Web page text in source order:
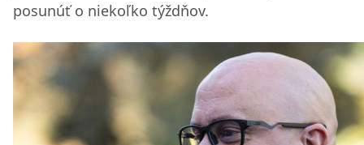
posunúť o niekoľko týždňov.